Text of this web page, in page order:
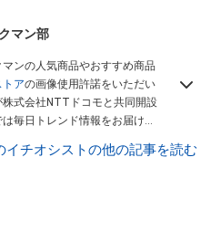
マン部
ンの人気商品やおすすめ商品
アの画像使用許諾をいただい
式会社NTTドコモと共同開設
毎日トレンド情報をお届け。
イチオシストの他の記事を読む